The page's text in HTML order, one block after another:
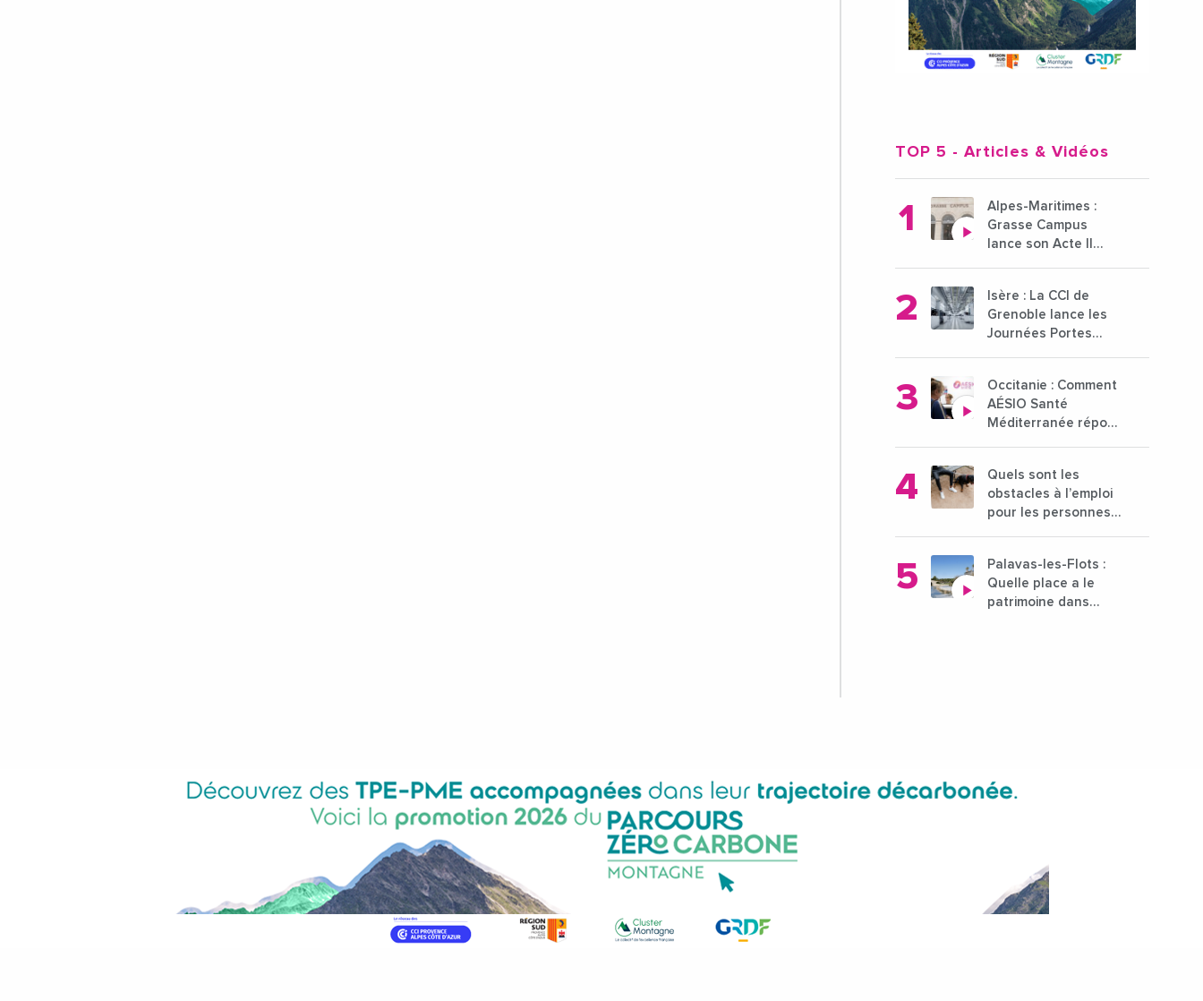
TOP 5 - Articles & Vidéos
Alpes-Maritimes :
Grasse Campus
lance son Acte II
pour l'enseignement
supérieur
Isère : La CCI de
Grenoble lance les
Journées Portes
21 octobre 2024
Occitanie : Comment
AÉSIO Santé
Méditerranée répond
médicaux ?
Quels sont les
obstacles à l’emploi
pour les personnes
Palavas-les-Flots :
Quelle place a le
patrimoine dans